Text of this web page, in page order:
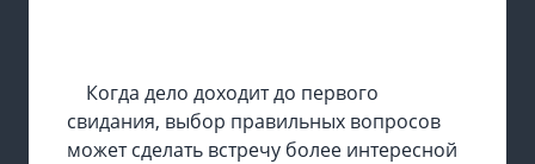
Когда дело доходит до первого
свидания, выбор правильных вопросов
может сделать встречу более интересной